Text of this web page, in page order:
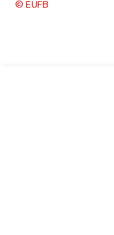
© EUFB